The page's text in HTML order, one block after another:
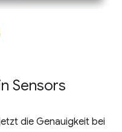
Sensors
die Genauigkeit bei